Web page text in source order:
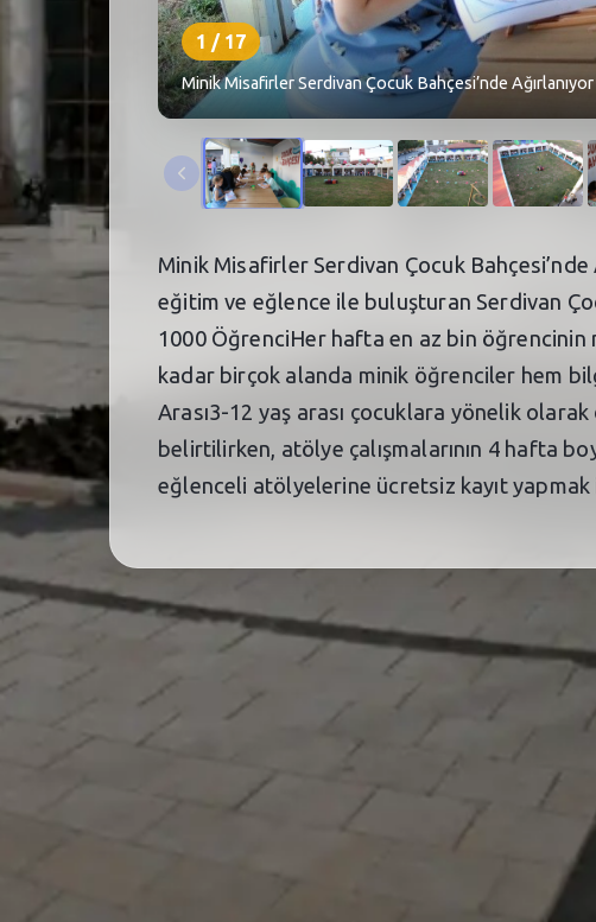
1 / 17
Minik Misafirler Serdivan Çocuk Bahçesi’nde
Minik Misafirler Serdivan Çocuk
eğitim ve eğlence ile buluşturan Serdivan
1000 ÖğrenciHer hafta en az bin öğrencinin
kadar birçok alanda minik öğrenciler hem
Arası3-12 yaş arası çocuklara yönelik
belirtilirken, atölye çalışmalarının 4 hafta
eğlenceli atölyelerine ücretsiz kayıt